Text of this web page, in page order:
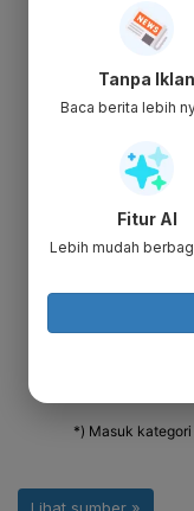
Tanpa Iklan
Baca berita lebih
Fitur AI
Lebih mudah